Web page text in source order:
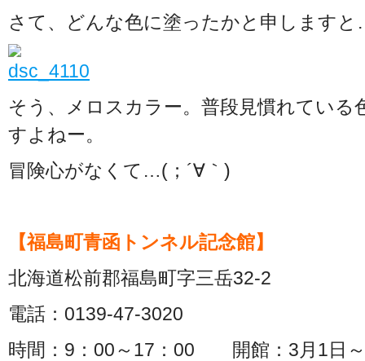
さて、どんな色に塗ったかと申します
そう、メロスカラー。普段見慣れてい
すよねー。
冒険心がなくて…(；´∀｀)
【福島町青函トンネル記念館】
北海道松前郡福島町字三岳32-2
電話：0139-47-3020
時間：9：00～17：00 開館：3月1日